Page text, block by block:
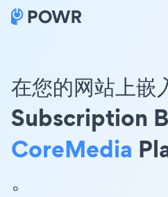
在您的网站上
Subscription
CoreMedia
。